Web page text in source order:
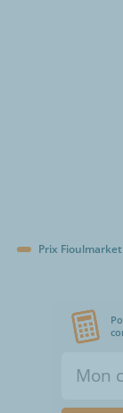
Prix Fioulmarket